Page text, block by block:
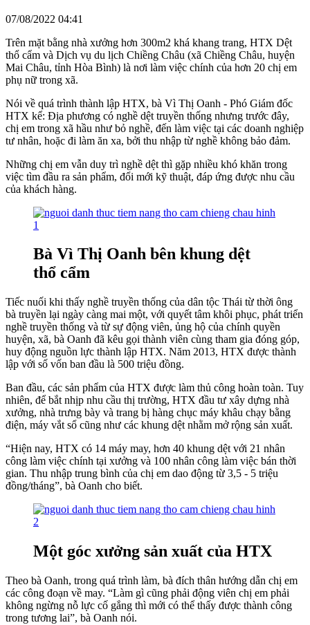
07/08/2022 04:41
Trên mặt bằng nhà xưởng hơn 300m2 khá khang trang, HTX Dệt
thổ cẩm và Dịch vụ du lịch Chiềng Châu (xã Chiềng Châu, huyện
Mai Châu, tỉnh Hòa Bình) là nơi làm việc chính của hơn 20 chị em
phụ nữ trong xã.
Nói về quá trình thành lập HTX, bà Vì Thị Oanh - Phó Giám đốc
HTX kể: Địa phương có nghề dệt truyền thống nhưng trước đây,
chị em trong xã hầu như bỏ nghề, đến làm việc tại các doanh nghiệp
tư nhân, hoặc đi làm ăn xa, bởi thu nhập từ nghề không bảo đảm.
Những chị em vẫn duy trì nghề dệt thì gặp nhiều khó khăn trong
việc tìm đầu ra sản phẩm, đổi mới kỹ thuật, đáp ứng được nhu cầu
của khách hàng.
Bà Vì Thị Oanh bên khung dệt
thổ cẩm
Tiếc nuối khi thấy nghề truyền thống của dân tộc Thái từ thời ông
bà truyền lại ngày càng mai một, với quyết tâm khôi phục, phát triển
nghề truyền thống và từ sự động viên, ủng hộ của chính quyền
huyện, xã, bà Oanh đã kêu gọi thành viên cùng tham gia đóng góp,
huy động nguồn lực thành lập HTX. Năm 2013, HTX được thành
lập với số vốn ban đầu là 500 triệu đồng.
Ban đầu, các sản phẩm của HTX được làm thủ công hoàn toàn. Tuy
nhiên, để bắt nhịp nhu cầu thị trường, HTX đầu tư xây dựng nhà
xưởng, nhà trưng bày và trang bị hàng chục máy khâu chạy bằng
điện, máy vắt sổ cũng như các khung dệt nhằm mở rộng sản xuất.
“Hiện nay, HTX có 14 máy may, hơn 40 khung dệt với 21 nhân
công làm việc chính tại xưởng và 100 nhân công làm việc bán thời
gian. Thu nhập trung bình của chị em dao động từ 3,5 - 5 triệu
đồng/tháng”, bà Oanh cho biết.
Một góc xưởng sản xuất của HTX
Theo bà Oanh, trong quá trình làm, bà đích thân hướng dẫn chị em
các công đoạn về may. “Làm gì cũng phải động viên chị em phải
không ngừng nỗ lực cố gắng thì mới có thể thấy được thành công
trong tương lai”, bà Oanh nói.